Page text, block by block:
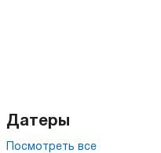
Датеры
Посмотреть все